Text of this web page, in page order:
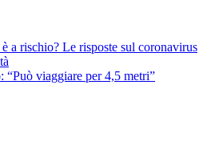
a rischio? Le risposte sul coronavirus
“Può viaggiare per 4,5 metri”